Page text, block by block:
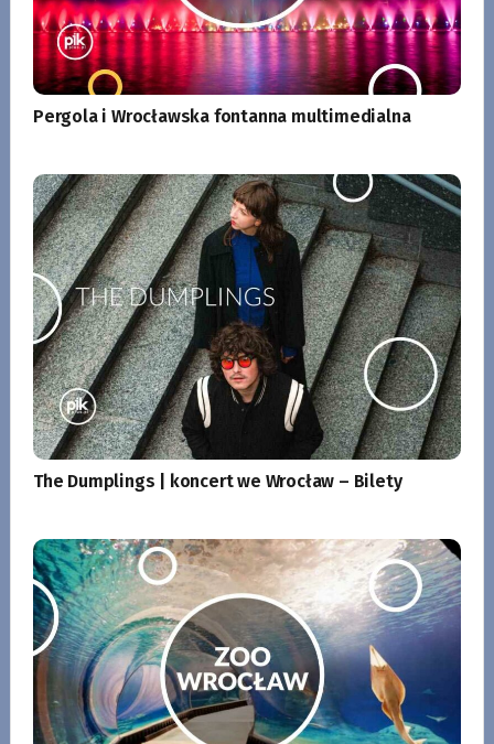
Pergola i Wrocławska fontanna multimedialna
The Dumplings | koncert we Wrocław – Bilety